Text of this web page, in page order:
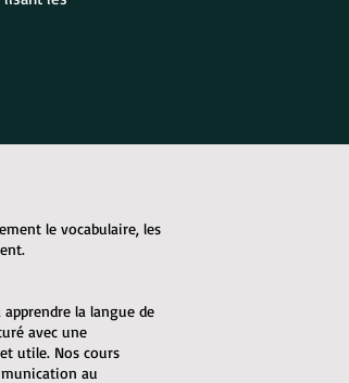
le vocabulaire, les
la langue de
avec une
utile. Nos cours
au